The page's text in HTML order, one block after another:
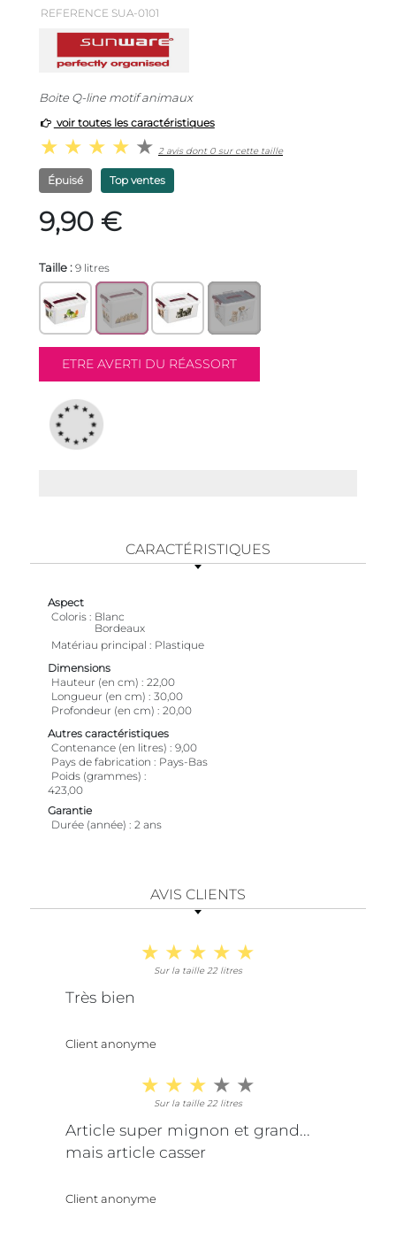
REFERENCE SUA-0101
Boite Q-line motif animaux
voir toutes les caractéristiques
2 avis dont 0 sur cette taille
Épuisé Top ventes
9,90 €
Taille : 9 litres
CARACTÉRISTIQUES
Aspect
Coloris
Blanc
Bordeaux
Matériau principal
Plastique
Dimensions
Hauteur (en cm)
22,00
Longueur (en cm)
30,00
Profondeur (en cm)
20,00
Autres caractéristiques
Contenance (en litres)
9,00
Pays de fabrication
Pays-Bas
Poids (grammes)
423,00
Garantie
Durée (année)
2 ans
AVIS CLIENTS
Sur la taille 22 litres
Très bien
Client anonyme
Sur la taille 22 litres
Article super mignon et grand...
mais article casser
Client anonyme